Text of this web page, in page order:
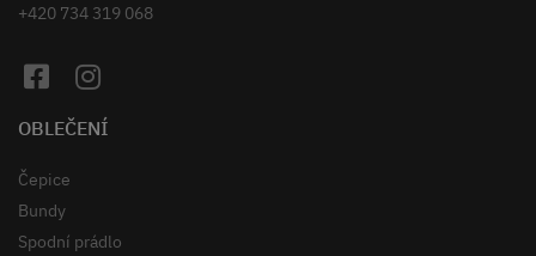
+420 734 319 068
OBLEČENÍ
Čepice
Bundy
Spodní prádlo